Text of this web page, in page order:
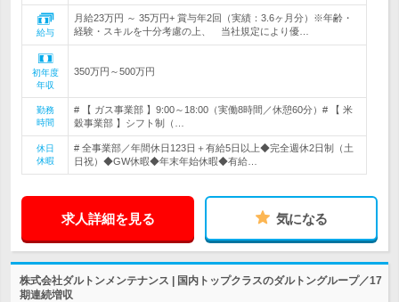
給与
月給23万円 ～ 35万円+ 賞与年2回（実績：3.6ヶ月分）※年齢・
経験・スキルを十分考慮の上、 当社規定により優…
初年度
年収
350万円～500万円
勤務
時間
# 【 ガス事業部 】9:00～18:00（実働8時間／休憩60分）# 【 米
穀事業部 】シフト制（…
休日
休暇
# 全事業部／年間休日123日＋有給5日以上◆完全週休2日制（土
日祝）◆GW休暇◆年末年始休暇◆有給…
求人詳細を見る 気になる
株式会社ダルトンメンテナンス | 国内トップクラスのダルトングループ／17
期連続増収